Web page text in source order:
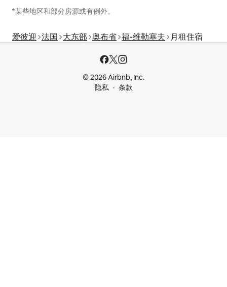
*某些地区和部分房源或有例外。
爱彼迎 法国 大东部 奥布省 福-维勒塞夫 月租住宿
© 2026 Airbnb, Inc.
隐私
条款